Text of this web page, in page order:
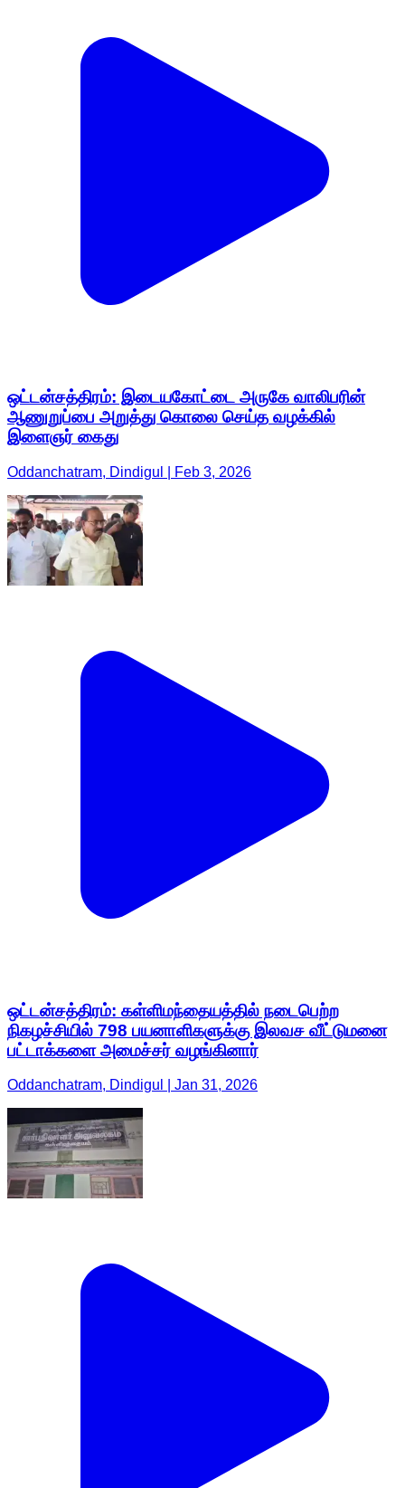
ஒட்டன்சத்திரம்: இடையகோட்டை அருகே வாலிபரின்
ஆணுறுப்பை அறுத்து கொலை செய்த வழக்கில்
இளைஞர் கைது
Oddanchatram, Dindigul | Feb 3, 2026
ஒட்டன்சத்திரம்: கள்ளிமந்தையத்தில் நடைபெற்ற
நிகழச்சியில் 798 பயனாளிகளுக்கு இலவச வீட்டுமனை
பட்டாக்களை அமைச்சர் வழங்கினார்
Oddanchatram, Dindigul | Jan 31, 2026